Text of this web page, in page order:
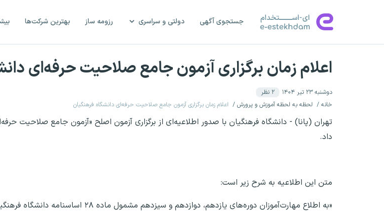
جستجوی آگهی دولتی و سراسری رزومه ساز بهترین شرکت‌ها
اعلام زمان برگزاری آزمون جامع صلاحیت حرفه‌ای
دوشنبه ۲۳ تیر ۱۴۰۴ ۲ نظر
خانه
لحظه به لحظه آموزش و پرورش اعلام زمان برگزاری آزمون جامع صلاحیت حرفه‌ای دانشگاه فرهنگیان
تهران (پانا) - دانشگاه فرهنگیان با صدور اطلاعیه‌ای از برگزاری آزمون اصلح «آزمون جامع صلاحیت
داد.
متن این اطلاعیه به شرح زیر است:
«به اطلاع مهارت‌آموزان دوره‌های یازدهم،